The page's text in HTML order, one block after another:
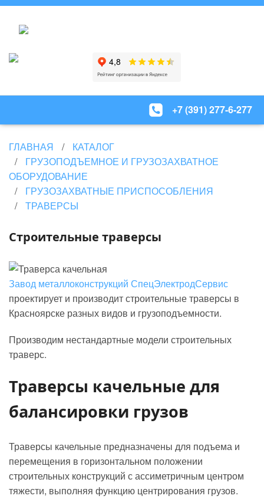
+7 (391) 277-6-277
ГЛАВНАЯ
КАТАЛОГ
ГРУЗОПОДЪЕМНОЕ И ГРУЗОЗАХВАТНОЕ
ОБОРУДОВАНИЕ
ГРУЗОЗАХВАТНЫЕ ПРИСПОСОБЛЕНИЯ
ТРАВЕРСЫ
Строительные траверсы
Завод металлоконструкций СпецЭлектродСервис
проектирует и производит строительные траверсы в
Красноярске разных видов и грузоподъемности.
Производим нестандартные модели строительных
траверс.
Траверсы качельные для
балансировки грузов
Траверсы качельные предназначены для подъема и
перемещения в горизонтальном положении
строительных конструкций с ассиметричным центром
тяжести, выполняя функцию центрирования грузов.